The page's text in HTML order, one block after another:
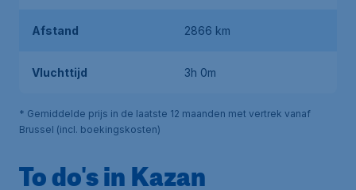
Afstand 2866 km
Vluchttijd 3h 0m
* Gemiddelde prijs in de laatste 12 maanden met vertrek vanaf
Brussel (incl. boekingskosten)
To do's in Kazan